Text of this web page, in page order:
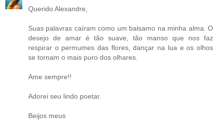
Querido Alexandre,
Suas palavras caíram como um balsamo na minha alma. O
desejo de amar é tão suave, tão manso que nos faz
respirar o permumes das flores, dançar na lua e os olhos
se tornam o mais puro dos olhares.
Ame sempre!!
Adorei seu lindo poetar.
Beijos meus